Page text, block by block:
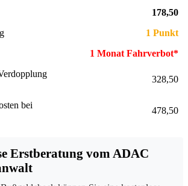
178,50
1 Punkt
1 Monat Fahrverbot*
328,50
bei
478,50
Erstberatung vom ADAC